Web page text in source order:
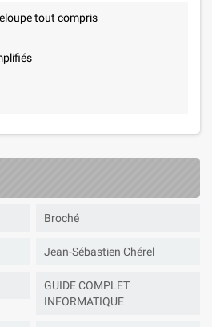
tout compris
Broché
Jean-Sébastien Chérel
GUIDE COMPLET
INFORMATIQUE